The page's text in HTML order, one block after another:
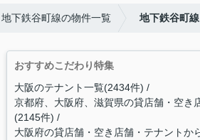
地下鉄谷町線の物件一覧 地下鉄谷町
おすすめこだわり特集
大阪のテナント一覧(2434件)
京都府、大阪府、滋賀県の貸店舗・空き
(2145件)
大阪府の貸店舗・空き店舗・テナントか